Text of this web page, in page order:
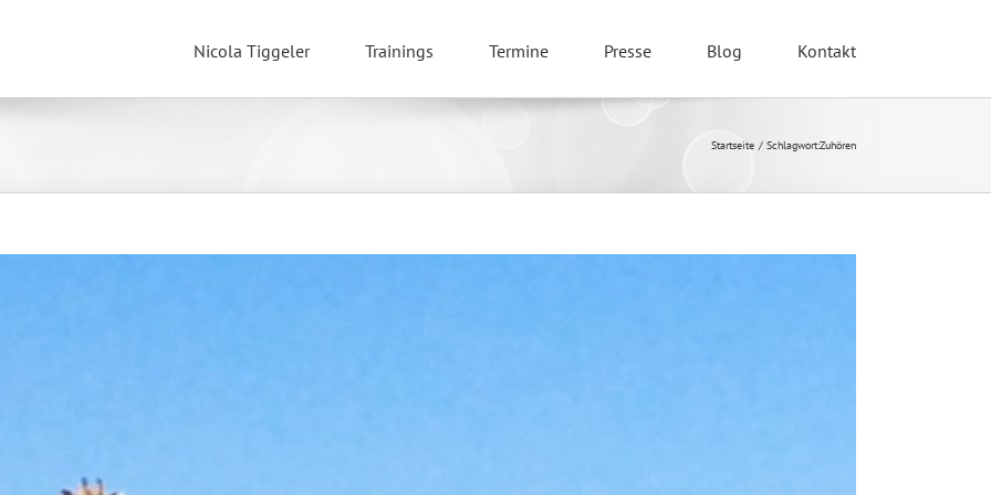
Nicola Tiggeler Trainings Termine Presse Blog Kontakt
Startseite Schlagwort:Zuhören